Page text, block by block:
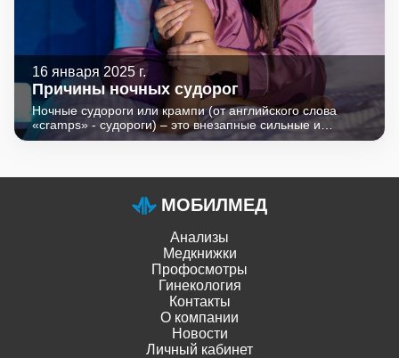
16 января 2025 г.
Причины ночных судорог
Ночные судороги или крампи (от английского слова
«сramps» - судороги) – это внезапные сильные и
непроизвольные мышечные сокращения,
спазма, нарушает сон и снижает качество жизни.
МОБИЛМЕД
Анализы
Медкнижки
Профосмотры
Гинекология
Контакты
О компании
Новости
Личный кабинет